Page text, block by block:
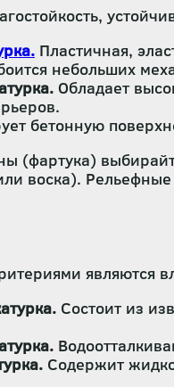
Пластичная,
небольших
Обладает
бетонную
(фартука)
воска). Рельефные
являются
Состоит из
Содержит